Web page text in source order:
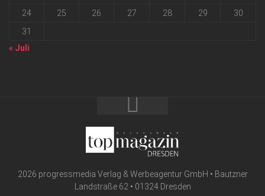
24
25 26 27 28 29
30
31
« Juli
2026 progressmedia Verlag & Werbeagentur GmbH • Bautzner
Landstraße 62 • 01324 Dresden